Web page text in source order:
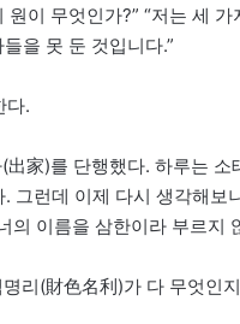
이 무엇인가?” “저는 세
을 못 둔 것입니다.”
다.
家)를 단행했다. 하루는
그런데 이제 다시 생각해
이름을 삼한이라 부르지
리(財色名利)가 다 무엇인